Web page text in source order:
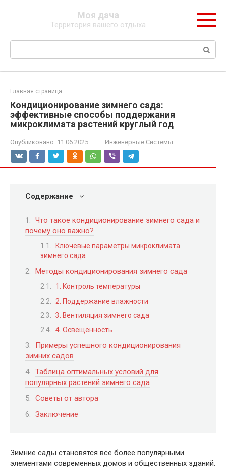
Моя дача
Территория вашего отдыха
Поиск:
Главная страница
Кондиционирование зимнего сада:
эффективные способы поддержания
микроклимата растений круглый год
Опубликовано: 11.06.2025 Инженерные Системы
Содержание
Что такое кондиционирование зимнего сада и
почему оно важно?
Ключевые параметры микроклимата
зимнего сада
Методы кондиционирования зимнего сада
1. Контроль температуры
2. Поддержание влажности
3. Вентиляция зимнего сада
4. Освещенность
Примеры успешного кондиционирования
зимних садов
Таблица оптимальных условий для
популярных растений зимнего сада
Советы от автора
Заключение
Зимние сады становятся все более популярными
элементами современных домов и общественных зданий.